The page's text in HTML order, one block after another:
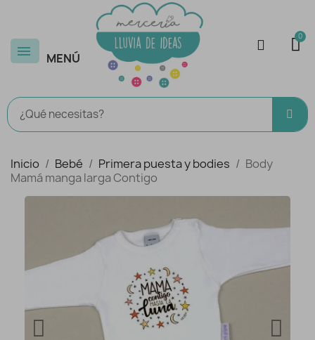
MENÚ
Inicio Bebé Primera puesta y bodies
Body
Mamá manga larga Contigo